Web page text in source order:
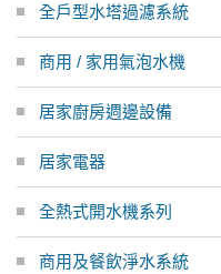
全戶型水塔過濾系統
商用 / 家用氣泡水機
居家廚房週邊設備
居家電器
全熱式開水機系列
商用及餐飲淨水系統